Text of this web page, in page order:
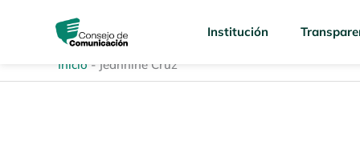
Institución
Inicio - Jeannine Cruz